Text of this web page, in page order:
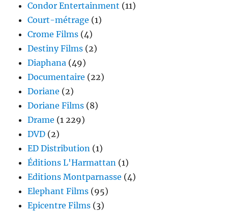
Condor Entertainment (11)
Court-métrage (1)
Crome Films (4)
Destiny Films (2)
Diaphana (49)
Documentaire (22)
Doriane (2)
Doriane Films (8)
Drame (1 229)
DVD (2)
ED Distribution (1)
Éditions L'Harmattan (1)
Editions Montparnasse (4)
Elephant Films (95)
Epicentre Films (3)